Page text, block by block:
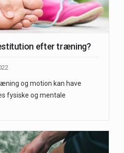
efter træning?
og motion kan have
fysiske og mentale